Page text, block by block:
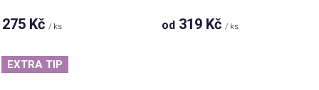
275 Kč/ ks od 319 Kč/ ks
EXTRA TIP